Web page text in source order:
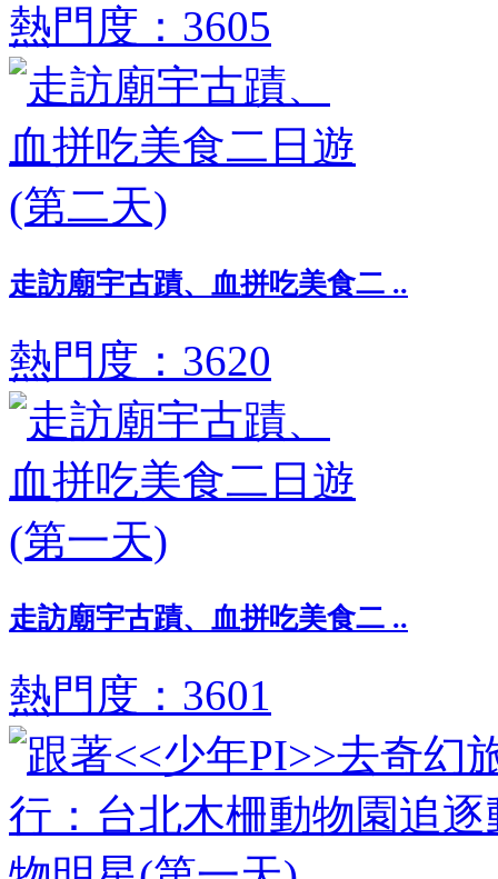
熱門度：3605
走訪廟宇古蹟、血拼吃美食二 ..
熱門度：3620
走訪廟宇古蹟、血拼吃美食二 ..
熱門度：3601